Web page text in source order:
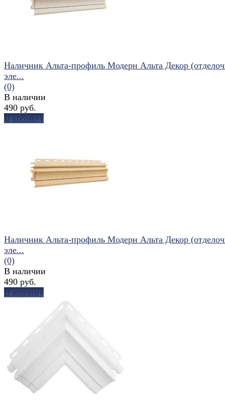
избранное сравнить
Наличник Альта-профиль Модерн Альта Декор
эле...
(0)
В наличии
490 руб.
В корзину
избранное сравнить
Наличник Альта-профиль Модерн Альта Декор
эле...
(0)
В наличии
490 руб.
В корзину